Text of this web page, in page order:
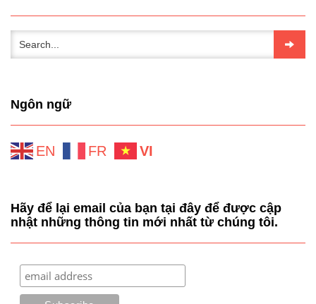
Ngôn ngữ
EN FR VI
Hãy để lại email của bạn tại đây để được cập
nhật những thông tin mới nhất từ chúng tôi.